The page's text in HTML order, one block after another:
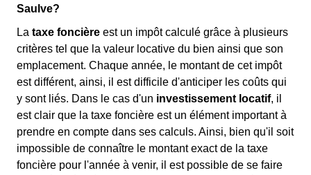
Saulve?
La taxe foncière est un impôt calculé grâce à plusieurs
critères tel que la valeur locative du bien ainsi que son
emplacement. Chaque année, le montant de cet impôt
est différent, ainsi, il est difficile d'anticiper les coûts qui
y sont liés. Dans le cas d'un investissement locatif, il
est clair que la taxe foncière est un élément important à
prendre en compte dans ses calculs. Ainsi, bien qu'il soit
impossible de connaître le montant exact de la taxe
foncière pour l'année à venir, il est possible de se faire